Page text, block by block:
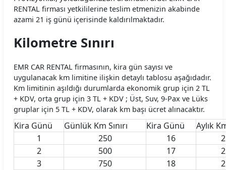
Mobilup Araç Kiralama Koşulları
Natura Araç Kiralama Koşulları
Nissa Araç Kiralama Koşulları
Novacar Araç Kiralama Koşulları
Oğuz Araç Kiralama Koşulları
Otocar Araç Kiralama Koşulları
Otoseç Araç Kiralama Koşulları
RENTAL firması yetkililerine teslim etmenizin akabinde
azami 21 iş günü içerisinde kaldırılmaktadır.
Kilometre Sınırı
EMR CAR RENTAL firmasının, kira gün sayısı ve
uygulanacak km limitine ilişkin detaylı tablosu aşağıdadır.
Km limitinin aşıldığı durumlarda ekonomik grup için 2 TL
+ KDV, orta grup için 3 TL + KDV ; Üst, Suv, 9-Pax ve Lüks
gruplar için 5 TL + KDV, olarak km başı ücret alınacaktır.
Kira Günü Günlük Km Sınırı Kira Günü
Aylık
1
250 16
2
500 17
3
750 18